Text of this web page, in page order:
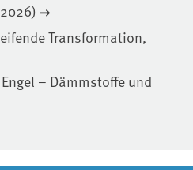
Transformation,
– Dämmstoffe und